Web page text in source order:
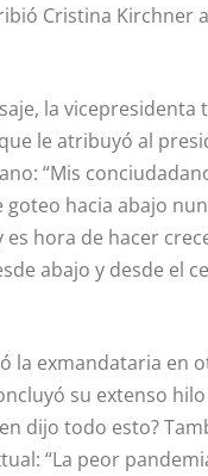
Cristina Kirchner
la vicepresidenta
le atribuyó al
“Mis
goteo hacia abajo
hora de hacer
abajo y desde el
la exmandataria en
su extenso
dijo todo esto?
“La peor